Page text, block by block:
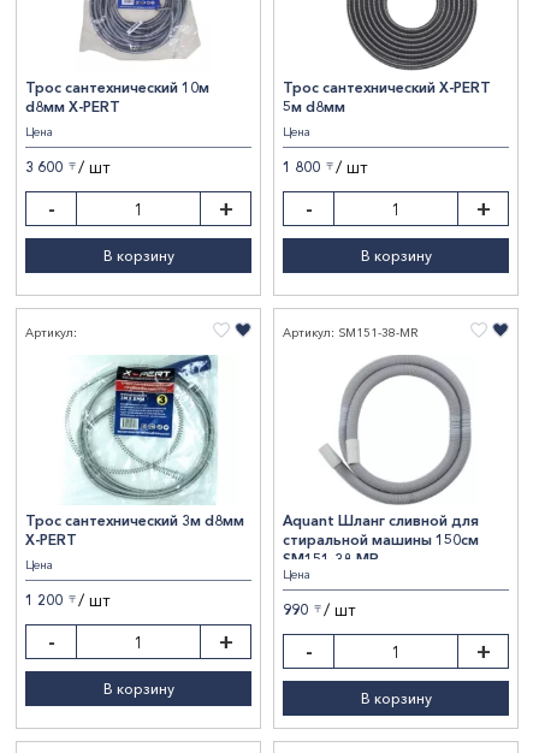
Трос сантехнический 10м
d8мм X-PERT
Цена
3 600 〒 / шт
- +
В корзину
Трос сантехнический X-PERT
5м d8мм
Цена
1 800 〒 / шт
- +
В корзину
Артикул:
Трос сантехнический 3м d8мм
X-PERT
Цена
1 200 〒 / шт
- +
В корзину
Артикул: SM151-38-MR
Aquant Шланг сливной для
стиральной машины 150см
SM151-38-MR
Цена
990 〒 / шт
- +
В корзину